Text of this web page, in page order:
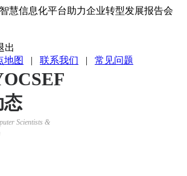
慧信息化平台助力企业转型发展报告会
出
地图 | 联系我们 | 常见问题
态
Scientists &